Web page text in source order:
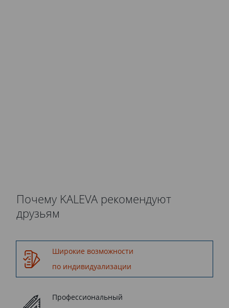
Почему KALEVA рекомендуют
друзьям
Широкие возможности
по индивидуализации
Профессиональный